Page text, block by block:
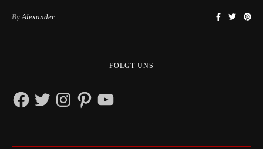
ByAlexander
FOLGT UNS
FacebookTwitterInstagramPinterestYouTube